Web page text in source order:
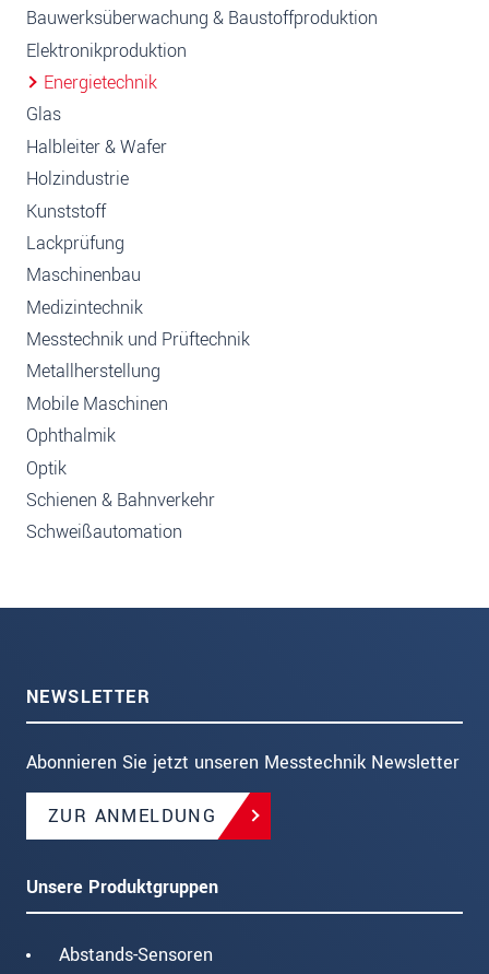
Bauwerksüberwachung & Baustoffproduktion
Elektronikproduktion
Energietechnik
Glas
Halbleiter & Wafer
Holzindustrie
Kunststoff
Lackprüfung
Maschinenbau
Medizintechnik
Messtechnik und Prüftechnik
Metallherstellung
Mobile Maschinen
Ophthalmik
Optik
Schienen & Bahnverkehr
Schweißautomation
NEWSLETTER
Abonnieren Sie jetzt unseren Messtechnik Newsletter
ZUR ANMELDUNG
Unsere Produktgruppen
Abstands-Sensoren